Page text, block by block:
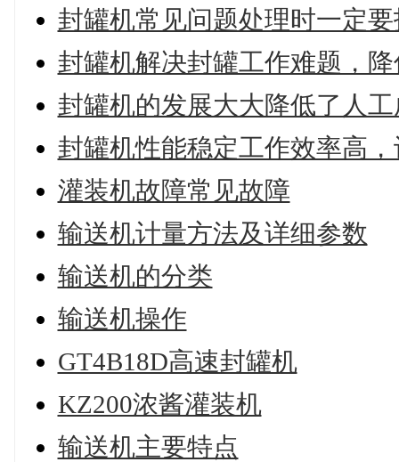
封罐机常见问题处理时一定
封罐机解决封罐工作难题，
封罐机的发展大大降低了人
封罐机性能稳定工作效率高
灌装机故障常见故障
输送机计量方法及详细参数
输送机的分类
输送机操作
GT4B18D高速封罐机
KZ200浓酱灌装机
输送机主要特点